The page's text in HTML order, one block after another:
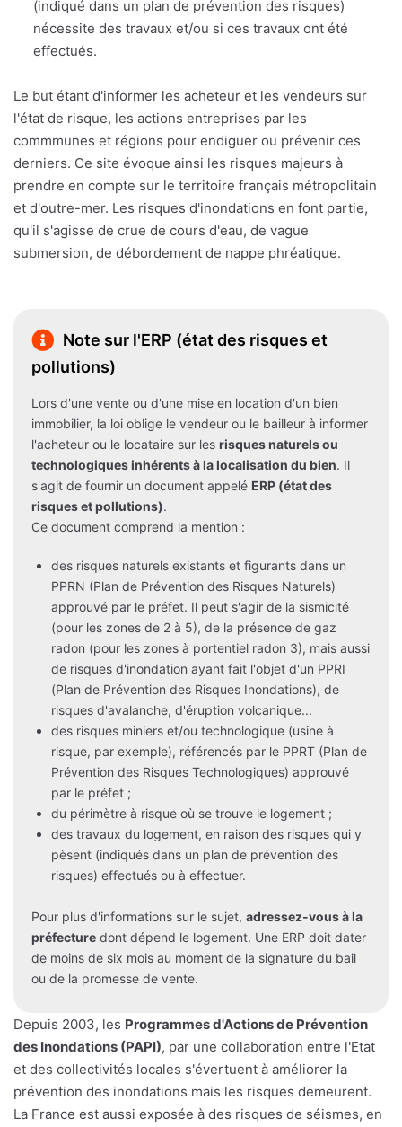
(indiqué dans un plan de prévention des risques)
nécessite des travaux et/ou si ces travaux ont été
effectués.
Le but étant d'informer les acheteur et les vendeurs sur
l'état de risque, les actions entreprises par les
commmunes et régions pour endiguer ou prévenir ces
derniers. Ce site évoque ainsi les risques majeurs à
prendre en compte sur le territoire français métropolitain
et d'outre-mer. Les risques d'inondations en font partie,
qu'il s'agisse de crue de cours d'eau, de vague
submersion, de débordement de nappe phréatique.
Note sur l'ERP (état des risques et
pollutions)
Lors d'une vente ou d'une mise en location d'un bien
immobilier, la loi oblige le vendeur ou le bailleur à informer
l'acheteur ou le locataire sur les risques naturels ou
technologiques inhérents à la localisation du bien. Il
s'agit de fournir un document appelé ERP (état des
risques et pollutions).
Ce document comprend la mention :
des risques naturels existants et figurants dans un
PPRN (Plan de Prévention des Risques Naturels)
approuvé par le préfet. Il peut s'agir de la sismicité
(pour les zones de 2 à 5), de la présence de gaz
radon (pour les zones à portentiel radon 3), mais aussi
de risques d'inondation ayant fait l'objet d'un PPRI
(Plan de Prévention des Risques Inondations), de
risques d'avalanche, d'éruption volcanique...
des risques miniers et/ou technologique (usine à
risque, par exemple), référencés par le PPRT (Plan de
Prévention des Risques Technologiques) approuvé
par le préfet ;
du périmètre à risque où se trouve le logement ;
des travaux du logement, en raison des risques qui y
pèsent (indiqués dans un plan de prévention des
risques) effectués ou à effectuer.
Pour plus d'informations sur le sujet, adressez-vous à la
préfecture dont dépend le logement. Une ERP doit dater
de moins de six mois au moment de la signature du bail
ou de la promesse de vente.
Depuis 2003, les Programmes d'Actions de Prévention
des Inondations (PAPI), par une collaboration entre l'Etat
et des collectivités locales s'évertuent à améliorer la
prévention des inondations mais les risques demeurent.
La France est aussi exposée à des risques de séismes, en